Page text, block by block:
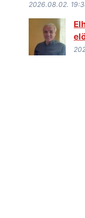
2026.08.02.